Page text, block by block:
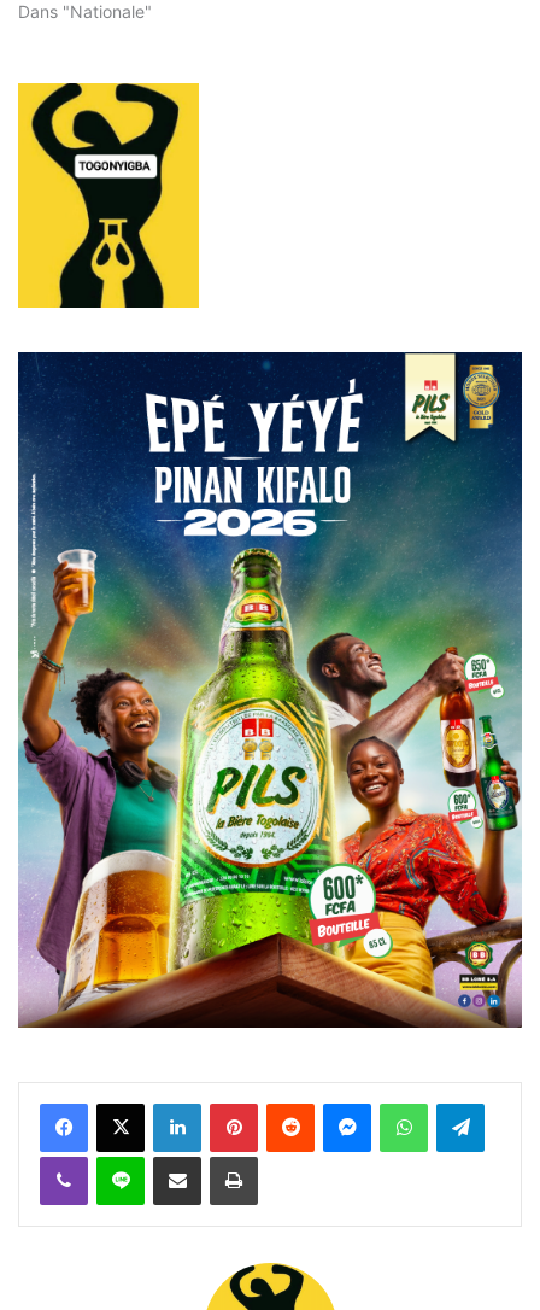
Dans "Nationale"
FacebookX Linkedin PinterestReddit MessengerWhatsAppTelegram
Viber Ligne Partager par email Imprimer